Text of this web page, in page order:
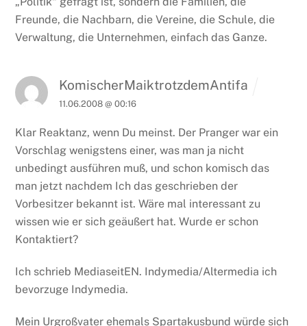
Freunde, die Nachbarn, die Vereine, die Schule, die
Verwaltung, die Unternehmen, einfach das Ganze.
KomischerMaiktrotzdemAntifa
11.06.2008 @ 00:16
Klar Reaktanz, wenn Du meinst. Der Pranger war ein
Vorschlag wenigstens einer, was man ja nicht
unbedingt ausführen muß, und schon komisch das
man jetzt nachdem Ich das geschrieben der
Vorbesitzer bekannt ist. Wäre mal interessant zu
wissen wie er sich geäußert hat. Wurde er schon
Kontaktiert?
Ich schrieb MediaseitEN. Indymedia/Altermedia ich
bevorzuge Indymedia.
Mein Urgroßvater ehemals Spartakusbund würde sich